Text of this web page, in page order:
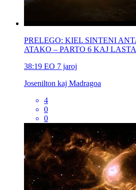
PRELEGO: KIEL SINTENI
ATAKO – PARTO 6 KAJ LASTA
38:19 EO 7 jaroj
Josenilton kaj Madragoa
4
0
0